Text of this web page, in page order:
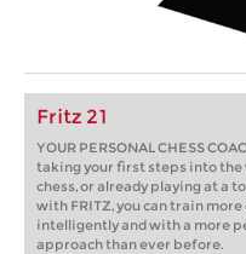
Fritz 21
YOUR PERSONAL CHESS
taking your first steps into the
chess, or already playing at a
with FRITZ, you can train
intelligently and with a more
approach than ever before.